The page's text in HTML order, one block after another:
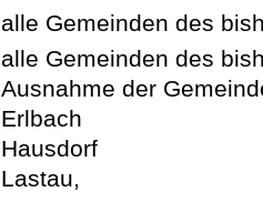
alle Gemeinden des
alle Gemeinden des
Ausnahme der
Erlbach
Hausdorf
Lastau,